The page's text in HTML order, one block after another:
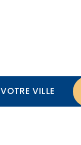
VOTRE VILLE